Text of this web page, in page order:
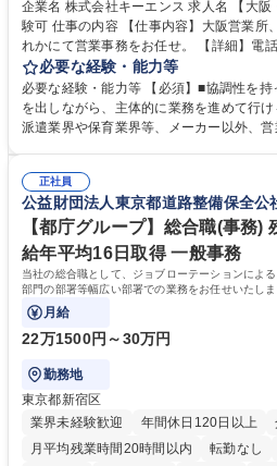
企業名 株式会社キーエンス 求人名 【大阪・京都・滋賀】営業事務 ※未経
験可 仕事の内容 【仕事内容】大阪営業所、京都営業所、滋賀営業所いず
れかにて営業事務をお任せ。 【詳細】電
の作成・カタログ送付・来客対応・営業所
善をお任せ。 【教育制度】ご入社後、育成担当とペアになりながらOJTに
て業務を覚えていただくことが可能です
れているため、スムーズに仕事に慣れる
常に改善を目指す風土のため、安心して
募集職種 【大阪・京都・滋賀】営業事務
必要な経験・能力等
必要な経験・能力等 【必須】■協調性を
を出しながら、主体的に業務を進めて行
派遣業界や保育業界等、メーカー以外、
により、キーエンスの付加価値向上に貢
えて、お客様や社員の状況に合わせ、能動
待され。組織を支えるスペシャリストとし
社員から頼られる存在になることができ
務の持ち帰りも禁止されており、メリハリ
歴・資格 学歴：大学院 大学 高専 短大 語学
正社員
公益財団法人東京都道路整備保全公
【都庁グループ】総合職(事務)
給年平均16日取得 一般事務
当社の総合職として、ジョブローテーションによ
部門の部署等幅広い部署での業務をお任せいたし
ております！ ※下記業務詳細
月給
22万1500円～30万円
勤務地
東京都新宿区
業界未経験歓迎
年間休日120日以上
月平均残業時間20時間以内
転勤なし